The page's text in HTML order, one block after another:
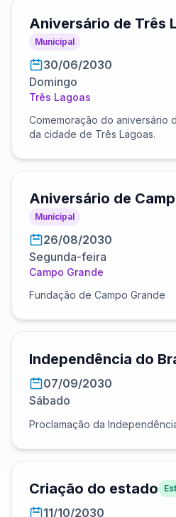
Aniversário de Três
Municipal
30/06/2030
Domingo
Três Lagoas
Comemoração do aniversário
da cidade de Três Lagoas.
Aniversário de
Municipal
26/08/2030
Segunda-feira
Campo Grande
Fundação de Campo Grande
Independência do
07/09/2030
Sábado
Proclamação da
Criação do estado
11/10/2030